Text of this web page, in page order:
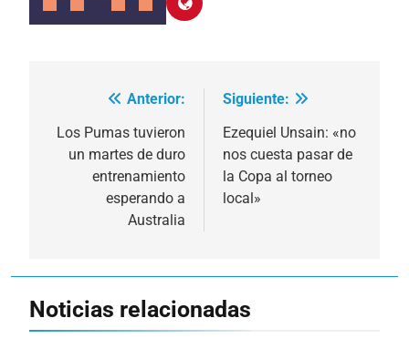
Navegación
de
entradas
Anterior:
Los Pumas tuvieron
un martes de duro
entrenamiento
esperando a
Australia
Siguiente:
Ezequiel Unsain: «no
nos cuesta pasar de
la Copa al torneo
local»
Noticias relacionadas